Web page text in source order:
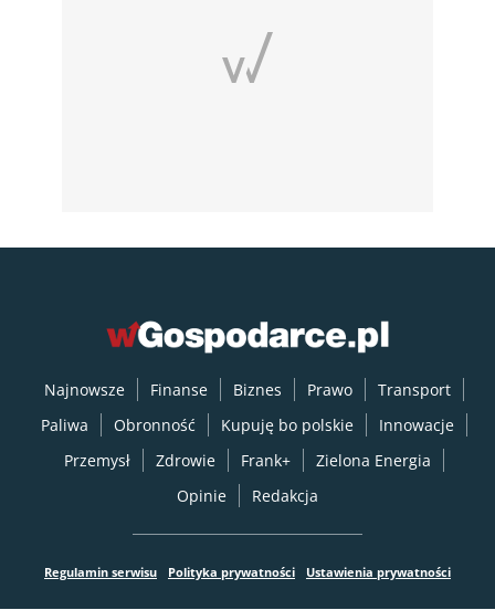
Najnowsze Finanse Biznes Prawo
Transport
Paliwa
Obronność Kupuję bo polskie
Innowacje
Przemysł
Zdrowie Frank+
Zielona Energia
Opinie
Redakcja
Regulamin serwisu Polityka prywatności Ustawienia prywatności